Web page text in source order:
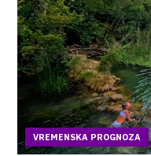
VREMENSKA PROGNOZA